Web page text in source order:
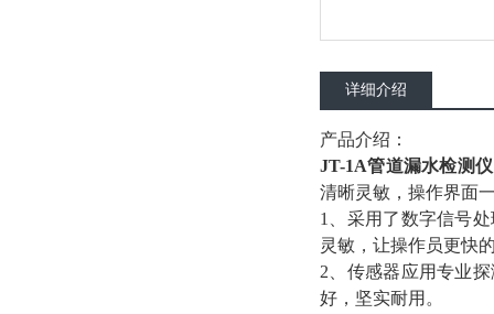
详细介绍
产品介绍：
JT-1A管道漏水检测仪
清晰灵敏，操作界面
1、采用了数字信号
灵敏，让操作员更快
2、传感器应用专业
好，坚实耐用。